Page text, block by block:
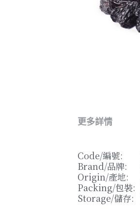
更多詳情
Code/編號:
Brand/品牌:
Origin/產地:
Packing/包裝:
Storage/儲存: